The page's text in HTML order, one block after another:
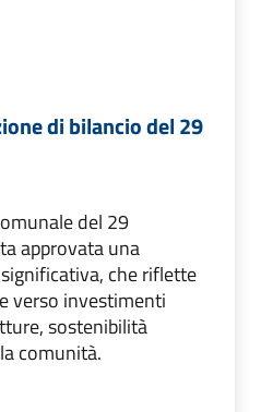
di bilancio del 29
del 29
approvata una
che riflette
verso investimenti
sostenibilità
comunità.